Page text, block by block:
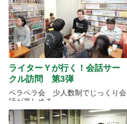
ライターＹが行く！会話サー
クル訪問 第3弾
ペラペラ会 少人数制でじっくり会
話が楽しめる